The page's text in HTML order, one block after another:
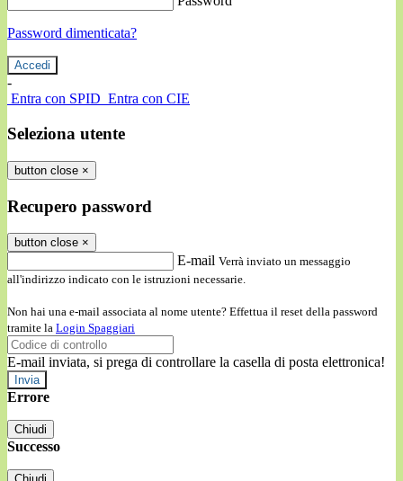
Password dimenticata?
-
Entra con SPID Entra con CIE
Seleziona utente
button close ×
Recupero password
button close ×
E-mail Verrà inviato un messaggio
all'indirizzo indicato con le istruzioni necessarie.
Non hai una e-mail associata al nome utente? Effettua il reset della password
tramite la Login Spaggiari
E-mail inviata, si prega di controllare la casella di posta elettronica!
Errore
Chiudi
Successo